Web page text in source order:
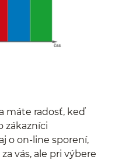
máte radosť, keď
zákazníci
o on-line sporení,
vás, ale pri výbere